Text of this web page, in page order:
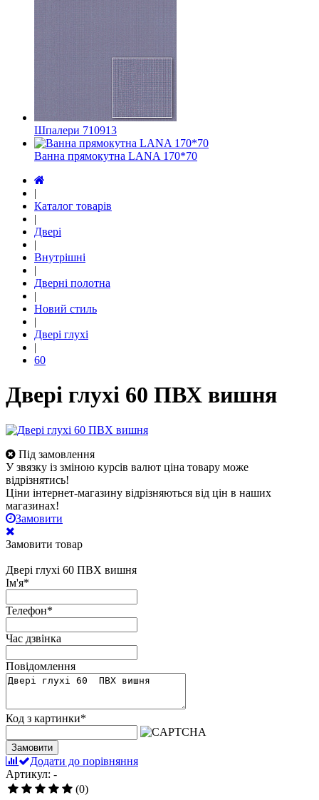
Шпалери 710913
Ванна прямокутна LANA 170*70
|
Каталог товарів
|
Двері
|
Внутрішні
|
Дверні полотна
|
Новий стиль
|
Двері глухі
|
60
Двері глухі 60 ПВХ вишня
Під замовлення
У звязку із зміною курсів валют ціна товару може
відрізнятись!
Ціни інтернет-магазину відрізняються від цін в наших
магазинах!
Замовити
Замовити товар
Двері глухі 60 ПВХ вишня
Ім'я*
Телефон*
Час дзвінка
Повідомлення
Код з картинки*
Замовити
Додати до порівняння
Артикул: -
(0)